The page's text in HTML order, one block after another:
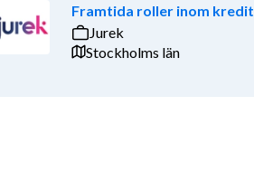
Framtida roller inom kredit
Jurek
Stockholms län